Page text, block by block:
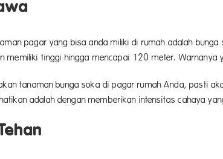
pagar yang bisa anda miliki di rumah adalah
memiliki tinggi hingga mencapai 120 meter.
tanaman bunga soka di pagar rumah Anda, pasti
adalah dengan memberikan intensitas cahaya